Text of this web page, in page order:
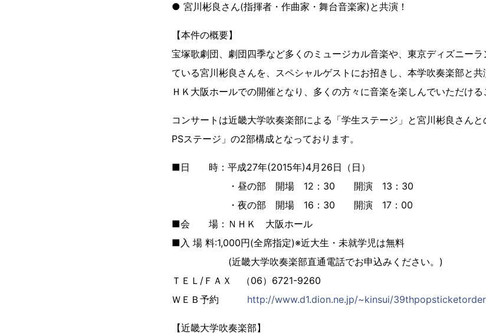
● 宮川彬良さん(指揮者・作曲家・舞台音楽家)と共演！
【本件の概要】
宝塚歌劇団、劇団四季など多くのミュージカル音楽や、東京ディズニー
ている宮川彬良さんを、スペシャルゲストにお招きし、本学吹奏楽部と
ＨＫ大阪ホールでの開催となり、多くの方々に音楽を楽しんでいただける
コンサートは近畿大学吹奏楽部による「学生ステージ」と宮川彬良さん
PSステージ」の2部構成となっております。
■日 時：平成27年(2015年)4月26日（日）
・昼の部 開場 12：30 開演 13：30
・夜の部 開場 16：30 開演 17：
■会 場：ＮＨＫ 大阪ホール
■入 場 料:1,000円(全席指定)※近大生・未就学児は無料
(近畿大学吹奏楽部直通電話でお申込みください。)
ＴＥＬ/ＦＡＸ （06）6721-9260
ＷＥＢ予約 http://www.d1.dion.ne.jp/~kinsui/
【近畿大学吹奏楽部】